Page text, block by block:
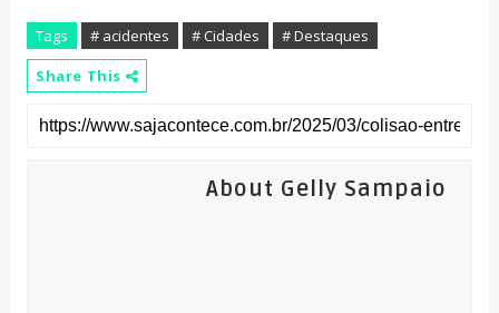
Tags # acidentes # Cidades
# Destaques
Share This
About Gelly Sampaio